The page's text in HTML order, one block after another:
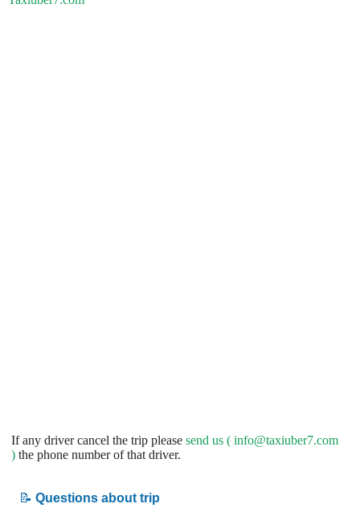
If any driver cancel the trip please send us ( info@taxiuber7.com
) the phone number of that driver.
📝 Questions about trip